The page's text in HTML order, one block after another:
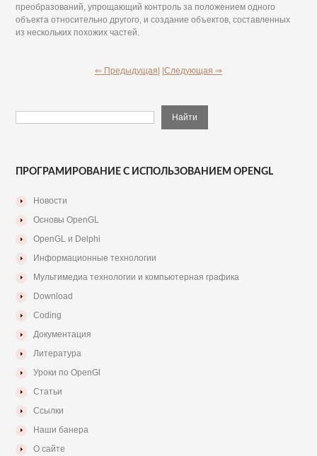
преобразований, упрощающий контроль за положением одного
объекта относительно другого, и создание объектов, составленных
из нескольких похожих частей.
⇐ Предыдущая| |Следующая ⇒
ПРОГРАМИРОВАНИЕ С ИСПОЛЬЗОВАНИЕМ OPENGL
Новости
Основы OpenGL
OpenGL и Delphi
Информационные технологии
Мультимедиа технологии и компьютерная графика
Download
Coding
Документация
Литература
Уроки по OpenGl
Статьи
Ссылки
Наши банера
О сайте